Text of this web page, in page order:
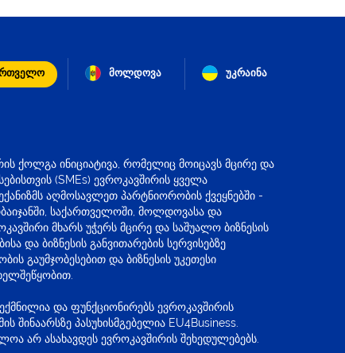
მოლდოვა უკრაინა
ქოლგა ინიციატივა, რომელიც მოიცავს მცირე და
(SMEs) ევროკავშირის ყველა
აღმოსავლეთ პარტნიორობის ქვეყნებში -
საქართველოში, მოლდოვასა და
მხარს უჭერს მცირე და საშუალო ბიზნესის
და ბიზნესის განვითარების სერვისებზე
გაუმჯობესებით და ბიზნესის უკეთესი
და ფუნქციონირებს ევროკავშირის
შინაარსზე პასუხისმგებელია EU4Business.
არ ასახავდეს ევროკავშირის შეხედულებებს.